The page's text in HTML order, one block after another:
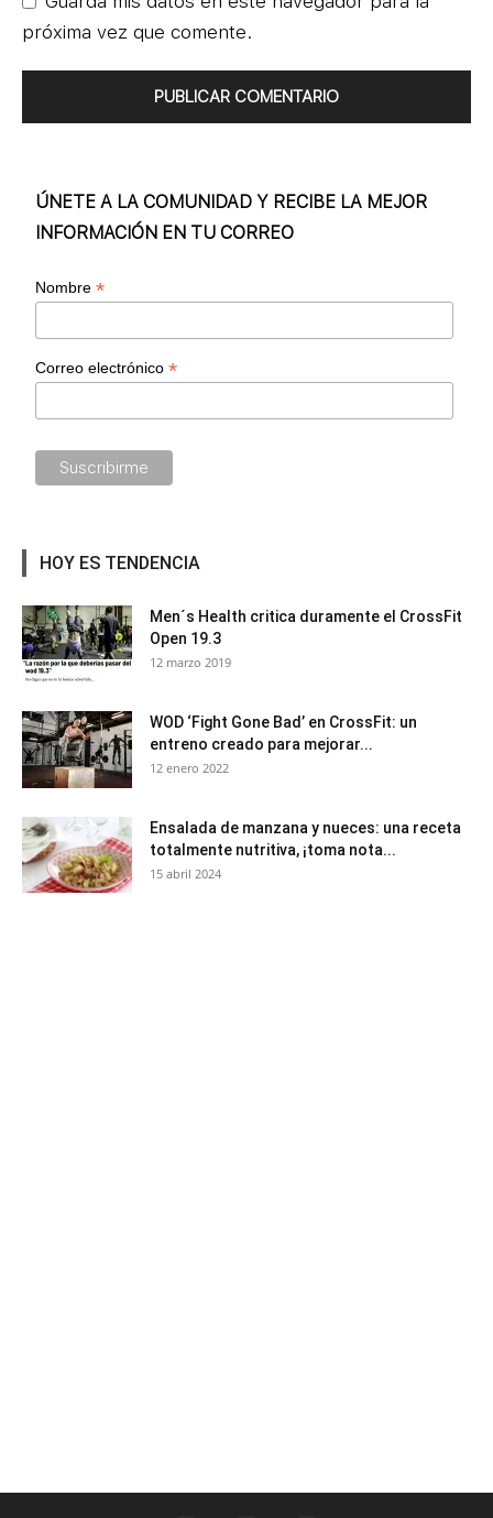
próxima vez que comente.
ÚNETE A LA COMUNIDAD Y RECIBE LA MEJOR
INFORMACIÓN EN TU CORREO
Nombre*
Correo electrónico*
HOY ES TENDENCIA
Men´s Health critica duramente el CrossFit
Open 19.3
12 marzo 2019
WOD ‘Fight Gone Bad’ en CrossFit: un
entreno creado para mejorar...
12 enero 2022
Ensalada de manzana y nueces: una receta
totalmente nutritiva, ¡toma nota...
15 abril 2024